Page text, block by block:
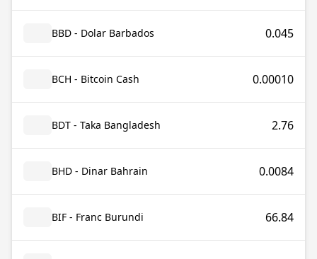
BBD - Dolar Barbados 0.045
BCH - Bitcoin Cash 0.00010
BDT - Taka Bangladesh 2.76
BHD - Dinar Bahrain 0.0084
BIF - Franc Burundi 66.84